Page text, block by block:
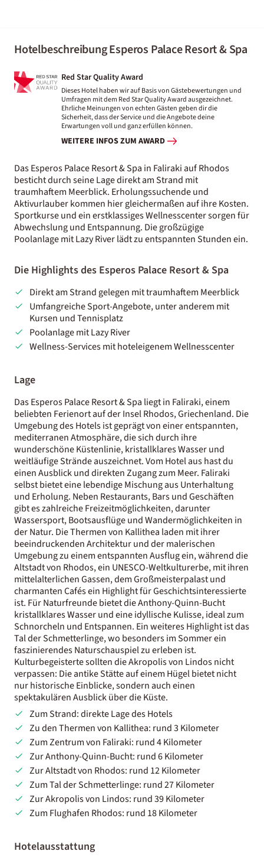
Hotelbeschreibung Esperos Palace Resort & Spa
Red Star Quality Award
Dieses Hotel haben wir auf Basis von Gästebewertungen und
Umfragen mit dem Red Star Quality Award ausgezeichnet.
Ehrliche Meinungen von echten Gästen geben dir die
Sicherheit, dass der Service und die Angebote deine
Erwartungen voll und ganz erfüllen können.
WEITERE INFOS ZUM AWARD
Das Esperos Palace Resort & Spa in Faliraki auf Rhodos
besticht durch seine Lage direkt am Strand mit
traumhaftem Meerblick. Erholungssuchende und
Aktivurlauber kommen hier gleichermaßen auf ihre Kosten.
Sportkurse und ein erstklassiges Wellnesscenter sorgen für
Abwechslung und Entspannung. Die großzügige
Poolanlage mit Lazy River lädt zu entspannten Stunden ein.
Die Highlights des Esperos Palace Resort & Spa
Direkt am Strand gelegen mit traumhaftem Meerblick
Umfangreiche Sport-Angebote, unter anderem mit
Kursen und Tennisplatz
Poolanlage mit Lazy River
Wellness-Services mit hoteleigenem Wellnesscenter
Lage
Das Esperos Palace Resort & Spa liegt in Faliraki, einem
beliebten Ferienort auf der Insel Rhodos, Griechenland. Die
Umgebung des Hotels ist geprägt von einer entspannten,
mediterranen Atmosphäre, die sich durch ihre
wunderschöne Küstenlinie, kristallklares Wasser und
weitläufige Strände auszeichnet. Vom Hotel aus hast du
einen Ausblick und direkten Zugang zum Meer. Faliraki
selbst bietet eine lebendige Mischung aus Unterhaltung
und Erholung. Neben Restaurants, Bars und Geschäften
gibt es zahlreiche Freizeitmöglichkeiten, darunter
Wassersport, Bootsausflüge und Wandermöglichkeiten in
der Natur. Die Thermen von Kallithea laden mit ihrer
beeindruckenden Architektur und der malerischen
Umgebung zu einem entspannten Ausflug ein, während die
Altstadt von Rhodos, ein UNESCO-Weltkulturerbe, mit ihren
mittelalterlichen Gassen, dem Großmeisterpalast und
charmanten Cafés ein Highlight für Geschichtsinteressierte
ist. Für Naturfreunde bietet die Anthony-Quinn-Bucht
kristallklares Wasser und eine idyllische Kulisse, ideal zum
Schnorcheln und Entspannen. Ein weiteres Highlight ist das
Tal der Schmetterlinge, wo besonders im Sommer ein
faszinierendes Naturschauspiel zu erleben ist.
Kulturbegeisterte sollten die Akropolis von Lindos nicht
verpassen: Die antike Stätte auf einem Hügel bietet nicht
nur historische Einblicke, sondern auch einen
spektakulären Ausblick über die Küste.
Zum Strand: direkte Lage des Hotels
Zu den Thermen von Kallithea: rund 3 Kilometer
Zum Zentrum von Faliraki: rund 4 Kilometer
Zur Anthony-Quinn-Bucht: rund 6 Kilometer
Zur Altstadt von Rhodos: rund 12 Kilometer
Zum Tal der Schmetterlinge: rund 27 Kilometer
Zur Akropolis von Lindos: rund 39 Kilometer
Zum Flughafen Rhodos: rund 18 Kilometer
Hotelausstattung